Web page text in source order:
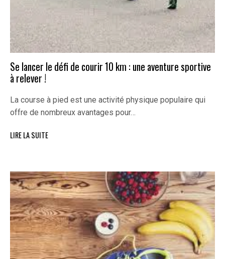
Se lancer le défi de courir 10 km : une aventure sportive
à relever !
La course à pied est une activité physique populaire qui
offre de nombreux avantages pour…
LIRE LA SUITE